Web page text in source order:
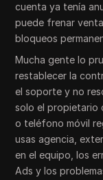
cuenta ya tenía
puede frenar
bloqueos
Mucha gente lo
restablecer la
el soporte y no
solo el propietario
o teléfono móvil
usas agencia,
en el equipo, los
Ads y los